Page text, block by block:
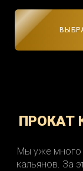
ПРОКАТ
Мы уже много
кальянов. За